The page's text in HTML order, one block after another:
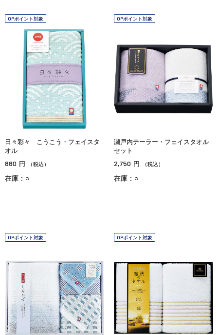
OPポイント対象
日々彩々 こうこう・フェイスタ
オル
880 円 （税込）
在庫：○
OPポイント対象
瀬戸内テーラー・フェイスタオル
セット
2,750 円 （税込）
在庫：○
OPポイント対象 OPポイント対象